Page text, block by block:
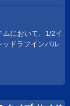
において、1/2イ
ッドラフインバル
NSF、cUPC、